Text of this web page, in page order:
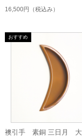
16,500円 （税込み）
襖引手 素銅 三日月 大